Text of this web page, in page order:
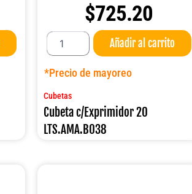
$725.20
Cubeta
c/Exprimidor
20
LTS.AMA.B038
Añadir al carrito
*Precio de mayoreo
Cubetas
Cubeta c/Exprimidor 20
LTS.AMA.B038